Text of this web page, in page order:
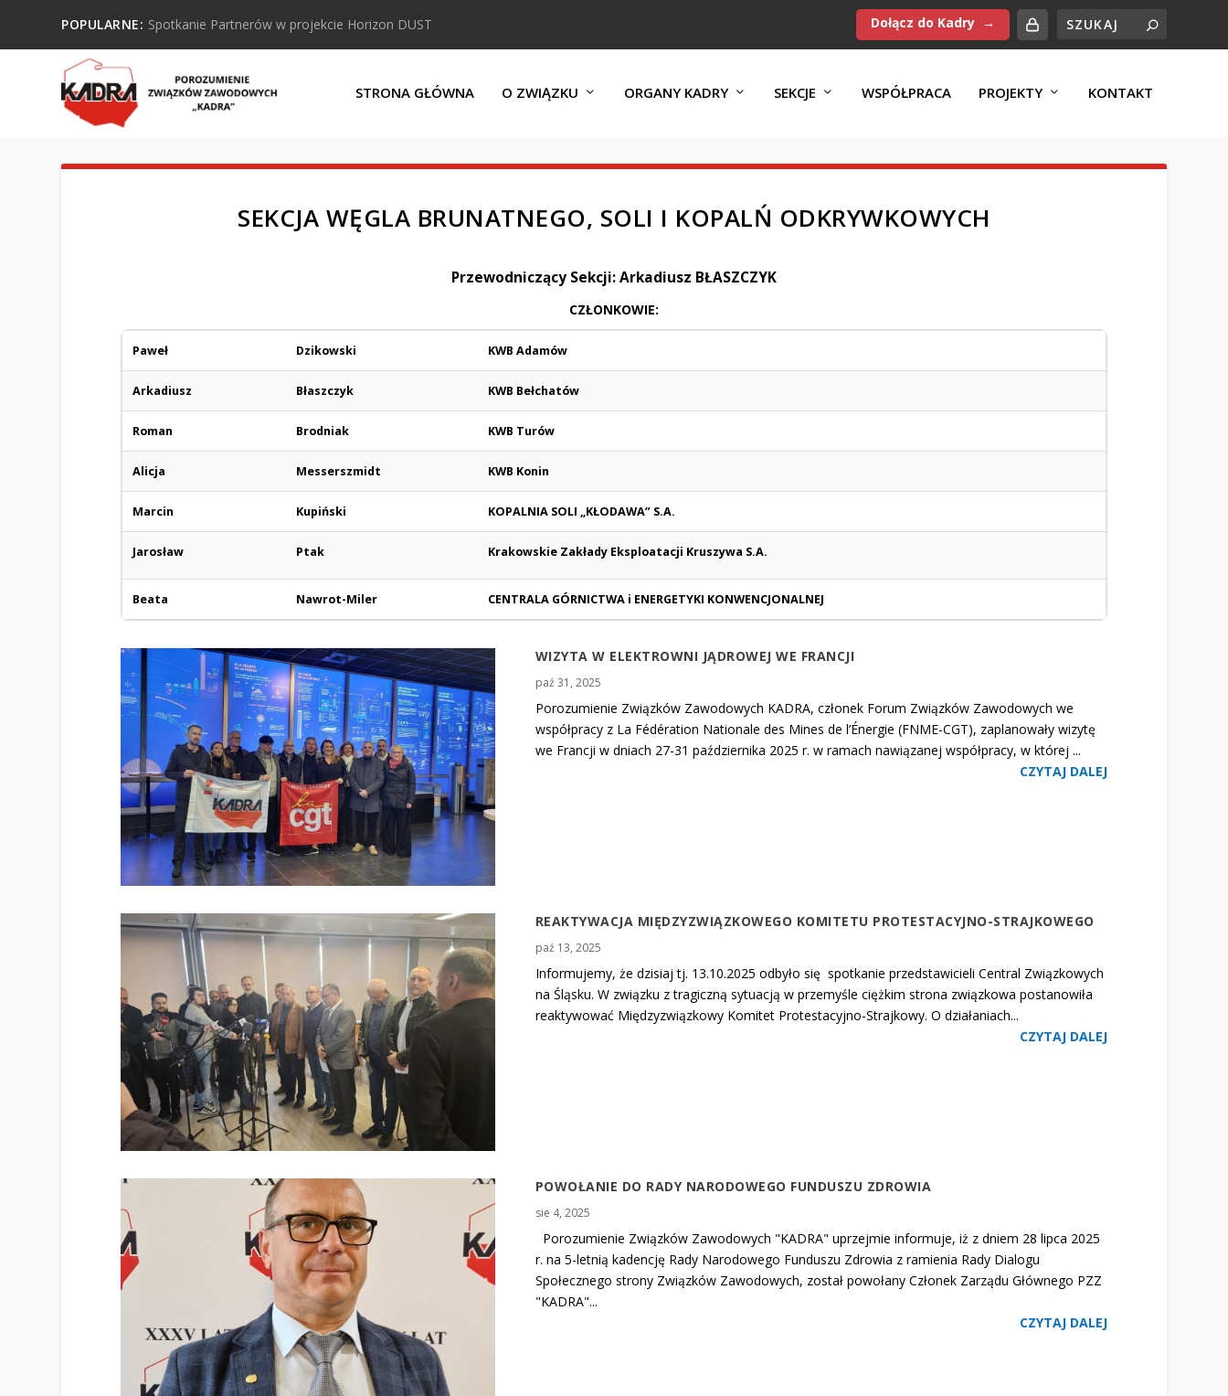
POPULARNE: Spotkanie Partnerów w projekcie Horizon DUST Dołącz do Kadry
STRONA GŁÓWNA O ZWIĄZKU ORGANY KADRY SEKCJE WSPÓŁPRACA PROJEKTY KONTAKT
SEKCJA WĘGLA BRUNATNEGO, SOLI I KOPALŃ ODKRYWKOWYCH
Przewodniczący Sekcji: Arkadiusz BŁASZCZYK
CZŁONKOWIE:
Paweł Dzikowski KWB Adamów
Arkadiusz Błaszczyk KWB Bełchatów
Roman Brodniak KWB Turów
Alicja Messerszmidt KWB Konin
Marcin Kupiński KOPALNIA SOLI „KŁODAWA” S.A.
Jarosław Ptak Krakowskie Zakłady Eksploatacji Kruszywa S.A.
Beata Nawrot-Miler CENTRALA GÓRNICTWA i ENERGETYKI KONWENCJONALNEJ
WIZYTA W ELEKTROWNI JĄDROWEJ WE FRANCJI
paź 31, 2025
Porozumienie Związków Zawodowych KADRA, członek Forum Związków Zawodowych we
współpracy z La Fédération Nationale des Mines de l’Énergie (FNME-CGT), zaplanowały wizytę
we Francji w dniach 27-31 października 2025 r. w ramach nawiązanej współpracy, w której ...
CZYTAJ DALEJ
REAKTYWACJA MIĘDZYZWIĄZKOWEGO KOMITETU PROTESTACYJNO-STRAJKOWEGO
paź 13, 2025
Informujemy, że dzisiaj tj. 13.10.2025 odbyło się spotkanie przedstawicieli Central Związkowych
na Śląsku. W związku z tragiczną sytuacją w przemyśle ciężkim strona związkowa postanowiła
reaktywować Międzyzwiązkowy Komitet Protestacyjno-Strajkowy. O działaniach...
CZYTAJ DALEJ
POWOŁANIE DO RADY NARODOWEGO FUNDUSZU ZDROWIA
sie 4, 2025
Porozumienie Związków Zawodowych "KADRA" uprzejmie informuje, iż z dniem 28 lipca 2025
r. na 5-letnią kadencję Rady Narodowego Funduszu Zdrowia z ramienia Rady Dialogu
Społecznego strony Związków Zawodowych, został powołany Członek Zarządu Głównego PZZ
"KADRA"...
CZYTAJ DALEJ